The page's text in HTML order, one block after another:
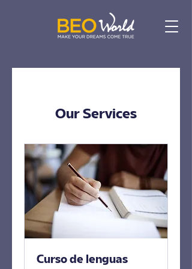
Our Services
Curso de lenguas